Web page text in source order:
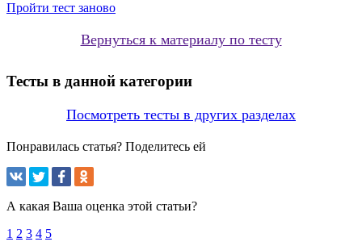
Пройти тест заново
Вернуться к материалу по тесту
Тесты в данной категории
Посмотреть тесты в других разделах
Понравилась статья? Поделитесь ей
А какая Ваша оценка этой статьи?
1 2 3 4 5